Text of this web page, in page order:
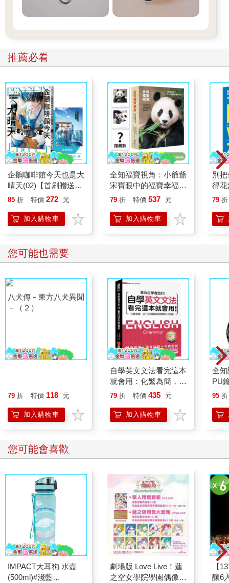
推薦必看
企鵝咖啡館今天也是大
晴天(02)【首刷贈送
「謹賀新年」收藏卡】
85 折 特價 272 元
加入購物車
全知福寶視角：小爺爺
宋寶眼中的福寶幸福肥
日常（首刷限量贈：拍
79 折 特價 537 元
加入購物車
別
得
—理
79 折
您可能也需要
79 折 特價 118 元
加入購物車
自學英文文法看完這本
就會用：化繁為簡，以
100個觀念用理解取代
79 折 特價 435 元
加入購物車
全
PU
95 折
您可能會喜歡
IMPACT大耳狗 水壺
(500ml)#淺藍
劇場版 Love Live！蓮
之空女學院學園偶像俱
【
釀6